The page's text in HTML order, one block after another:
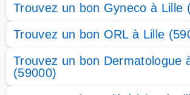
Trouvez un bon Gyneco à Lille
Trouvez un bon ORL à Lille
Trouvez un bon Dermatologue
(59000)